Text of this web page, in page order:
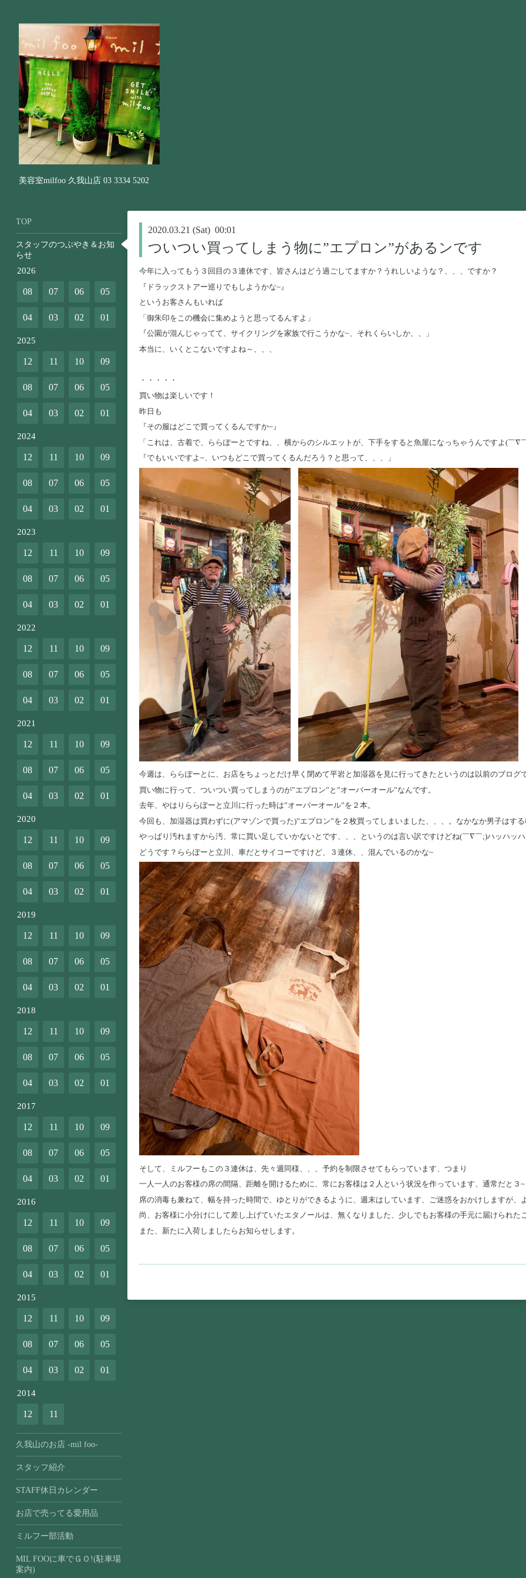
美容室milfoo 久我山店 03 3334 5202
2020.03.21 (Sat) 00:01
ついつい買ってしまう物に”エプロン”があるンです
今年に入ってもう３回目の３連休です、皆さんはどう過ごしてますか？うれしいような？、、、ですか？
『ドラックストアー巡りでもしようかな~』
というお客さんもいれば
「御朱印をこの機会に集めようと思ってるんすよ」
『公園が混んじゃってて、サイクリングを家族で行こうかな~、それくらいしか、、」
本当に、いくとこないですよね～、、、
・・・・・
買い物は楽しいです！
昨日も
『その服はどこで買ってくるんですか~』
「これは、古着で、ららぽーとですね、、横からのシルエットが、下手をすると魚屋になっちゃうんですよ(￣∇
『でもいいですよ~、いつもどこで買ってくるんだろう？と思って、、、」
今週は、ららぽーとに、お店をちょっとだけ早く閉めて平岩と加湿器を見に行ってきたというのは以前のブログ
買い物に行って、ついつい買ってしまうのが”エプロン”と”オーバーオール”なんです。
去年、やはりららぽーと立川に行った時は”オーバーオール”を２本。
今回も、加湿器は買わずに(アマゾンで買った)”エプロン”を２枚買ってしまいました、、、。なかなか男子はす
やっぱり汚れますから汚、常に買い足していかないとです、、、というのは言い訳ですけどね(￣∇￣;)ハッハッハ
どうです？ららぽーと立川、車だとサイコーですけど、３連休、、混んでいるのかな~
そして、ミルフーもこの３連休は、先々週同様、、、予約を制限させてもらっています、つまり
一人一人のお客様の席の間隔、距離を開けるために、常にお客様は２人という状況を作っています、通常だと３
席の消毒も兼ねて、幅を持った時間で、ゆとりができるように、週末はしています、ご迷惑をおかけしますが、
尚、お客様に小分けにして差し上げていたエタノールは、無くなりました、少しでもお客様の手元に届けられた
また、新たに入荷しましたらお知らせします。
TOP
スタッフのつぶやき＆お知
らせ
2026
08 07 06 05
04 03 02 01
2025
12 11 10 09
08 07 06 05
04 03 02 01
2024
12 11 10 09
08 07 06 05
04 03 02 01
2023
12 11 10 09
08 07 06 05
04 03 02 01
2022
12 11 10 09
08 07 06 05
04 03 02 01
2021
12 11 10 09
08 07 06 05
04 03 02 01
2020
12 11 10 09
08 07 06 05
04 03 02 01
2019
12 11 10 09
08 07 06 05
04 03 02 01
2018
12 11 10 09
08 07 06 05
04 03 02 01
2017
12 11 10 09
08 07 06 05
04 03 02 01
2016
12 11 10 09
08 07 06 05
04 03 02 01
2015
12 11 10 09
08 07 06 05
04 03 02 01
2014
12 11
久我山のお店 -mil foo-
スタッフ紹介
STAFF休日カレンダー
お店で売ってる愛用品
ミルフー部活動
MIL FOOに車でＧＯ!(駐車場
案内)